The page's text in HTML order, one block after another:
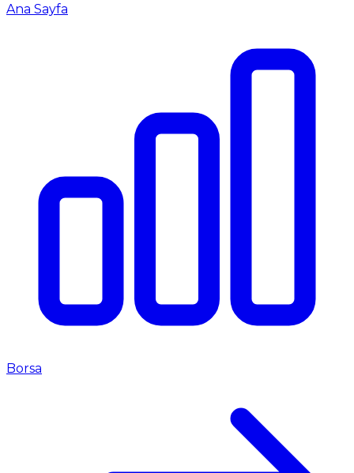
Ana Sayfa
Borsa